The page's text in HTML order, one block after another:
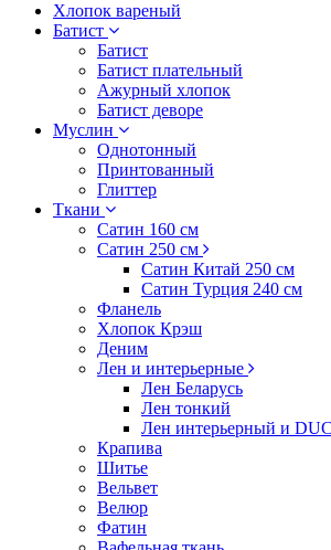
Хлопок вареный
Батист
Батист
Батист плательный
Ажурный хлопок
Батист деворе
Муслин
Однотонный
Принтованный
Глиттер
Ткани
Сатин 160 см
Сатин 250 см
Сатин Китай 250 см
Сатин Турция 240 см
Фланель
Хлопок Крэш
Деним
Лен и интерьерные
Лен Беларусь
Лен тонкий
Лен интерьерный и
Крапива
Шитье
Вельвет
Велюр
Фатин